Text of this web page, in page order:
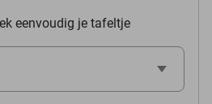
eenvoudig je tafeltje